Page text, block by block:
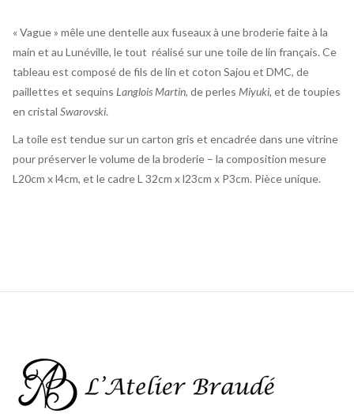
« Vague » mêle une dentelle aux fuseaux à une broderie faite à la
main et au Lunéville, le tout réalisé sur une toile de lin français. Ce
tableau est composé de fils de lin et coton Sajou et DMC, de
paillettes et sequins Langlois Martin, de perles Miyuki, et de toupies
en cristal Swarovski.
La toile est tendue sur un carton gris et encadrée dans une vitrine
pour préserver le volume de la broderie – la composition mesure
L20cm x l4cm, et le cadre L 32cm x l23cm x P3cm. Pièce unique.